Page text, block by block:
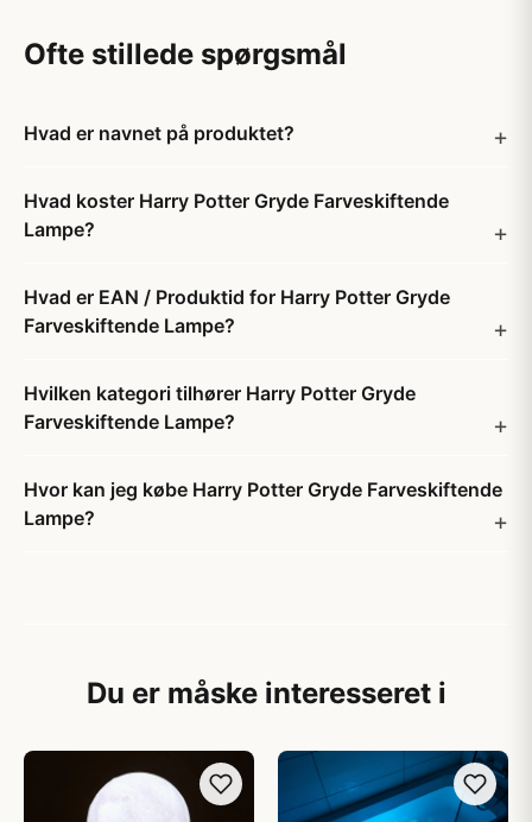
Ofte stillede spørgsmål
Hvad er navnet på produktet?
Hvad koster Harry Potter Gryde Farveskiftende
Lampe?
Hvad er EAN / Produktid for Harry Potter Gryde
Farveskiftende Lampe?
Hvilken kategori tilhører Harry Potter Gryde
Farveskiftende Lampe?
Hvor kan jeg købe Harry Potter Gryde Farveskiftende
Lampe?
Du er måske interesseret i